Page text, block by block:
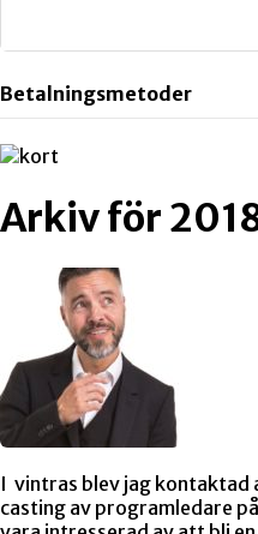
Betalningsmetoder
Arkiv för
I vintras blev jag kontaktad
casting av programledare